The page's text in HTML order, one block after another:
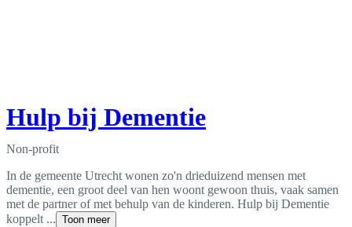
Hulp bij Dementie
Non-profit
In de gemeente Utrecht wonen zo'n drieduizend mensen met
dementie, een groot deel van hen woont gewoon thuis, vaak samen
met de partner of met behulp van de kinderen. Hulp bij Dementie
koppelt ... Toon meer